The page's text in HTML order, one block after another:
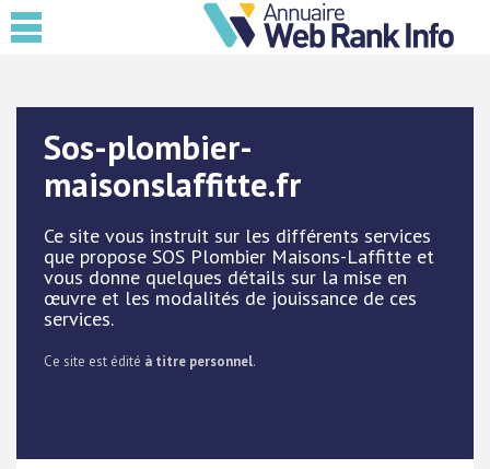
Sos-plombier-
maisonslaffitte.fr
Ce site vous instruit sur les différents services
que propose SOS Plombier Maisons-Laffitte et
vous donne quelques détails sur la mise en
œuvre et les modalités de jouissance de ces
services.
Ce site est édité à titre personnel.